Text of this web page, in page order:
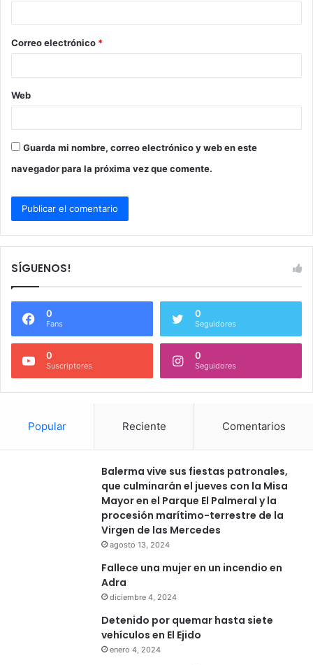
*
Correo electrónico *
Web
Guarda mi nombre, correo electrónico y web en este
navegador para la próxima vez que comente.
SÍGUENOS!
0
Fans
0
Seguidores
0
Suscriptores
0
Seguidores
Popular Reciente Comentarios
Balerma vive sus fiestas patronales,
que culminarán el jueves con la Misa
Mayor en el Parque El Palmeral y la
procesión marítimo-terrestre de la
Virgen de las Mercedes
agosto 13, 2024
Fallece una mujer en un incendio en
Adra
diciembre 4, 2024
Detenido por quemar hasta siete
vehículos en El Ejido
enero 4, 2024